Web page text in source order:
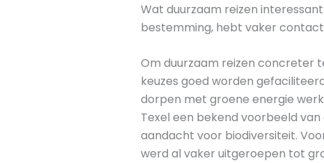
Wat duurzaam reizen
bestemming, hebt vaker
Om duurzaam reizen concreter
keuzes goed worden
dorpen met groene energie
Texel een bekend voorbeeld
aandacht voor biodiversiteit.
werd al vaker uitgeroepen tot